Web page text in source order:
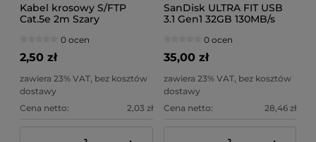
Kabel krosowy S/FTP
Cat.5e 2m Szary
0 ocen
2,50 zł
zawiera 23% VAT, bez kosztów
dostawy
Cena netto:
2,03 zł
SanDisk ULTRA FIT USB
3.1 Gen1 32GB 130MB/s
0 ocen
35,00 zł
zawiera 23% VAT, bez kosztów
dostawy
Cena netto:
28,46 zł